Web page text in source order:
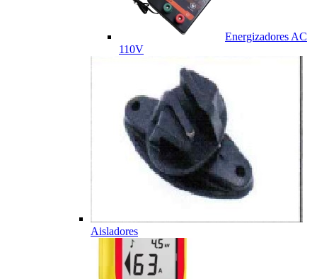
Energizadores AC
110V
Aisladores